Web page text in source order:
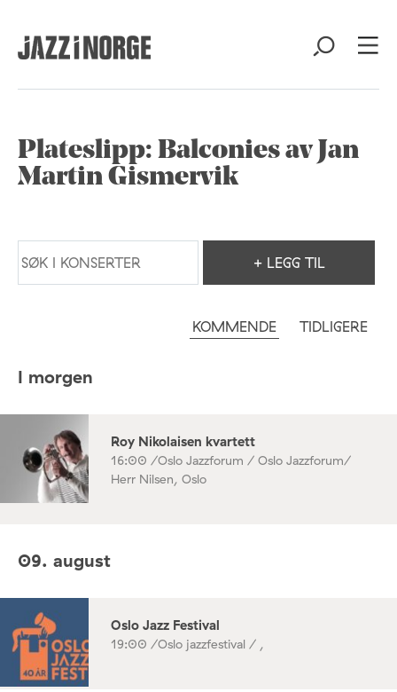
Plateslipp: Balconies av Jan
Martin Gismervik
+ LEGG TIL
KOMMENDE TIDLIGERE
I morgen
Roy Nikolaisen kvartett
16:00 /Oslo Jazzforum / Oslo Jazzforum/
Herr Nilsen, Oslo
09. august
Oslo Jazz Festival
19:00 /Oslo jazzfestival / ,